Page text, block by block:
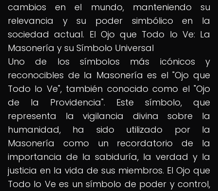
cambios en el mundo, manteniendo su
relevancia y su poder simbólico en la
sociedad actual. El Ojo que Todo lo Ve: La
Masonería y su Símbolo Universal
Uno de los símbolos más icónicos y
reconocibles de la Masonería es el "Ojo que
Todo lo Ve", también conocido como el "Ojo
de la Providencia". Este símbolo, que
representa la vigilancia divina sobre la
humanidad, ha sido utilizado por la
Masonería como un recordatorio de la
importancia de la sabiduría, la verdad y la
justicia en la vida de sus miembros. El Ojo que
Todo lo Ve es un símbolo de poder y control,